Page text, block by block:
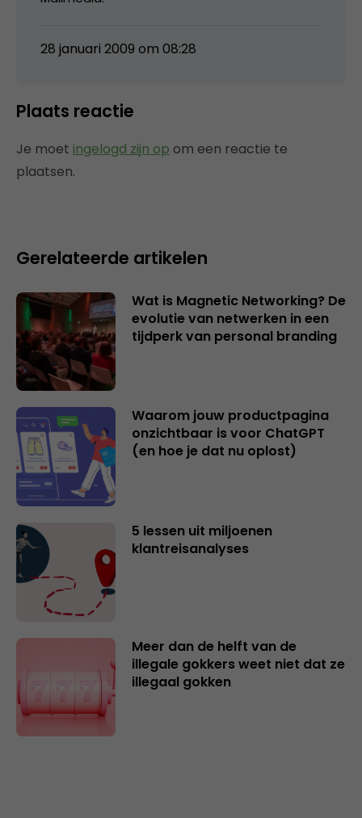
28 januari 2009 om 08:28
Plaats reactie
Je moet ingelogd zijn op om een reactie te
plaatsen.
Gerelateerde artikelen
Wat is Magnetic Networking? De
evolutie van netwerken in een
tijdperk van personal branding
Waarom jouw productpagina
onzichtbaar is voor ChatGPT
(en hoe je dat nu oplost)
5 lessen uit miljoenen
klantreisanalyses
Meer dan de helft van de
illegale gokkers weet niet dat ze
illegaal gokken